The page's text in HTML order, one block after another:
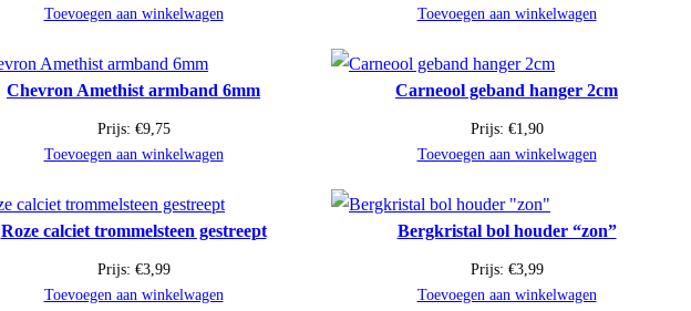
Toevoegen aan winkelwagen
Toevoegen aan winkelwagen
Chevron Amethist armband 6mm
Prijs: €9,75
Toevoegen aan winkelwagen
Carneool geband hanger 2cm
Prijs: €1,90
Toevoegen aan winkelwagen
Roze calciet trommelsteen gestreept
Prijs: €3,99
Toevoegen aan winkelwagen
Bergkristal bol houder “zon”
Prijs: €3,99
Toevoegen aan winkelwagen